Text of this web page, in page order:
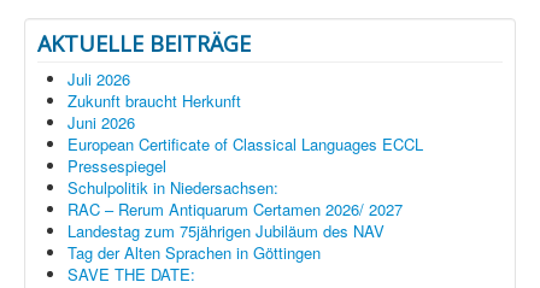
AKTUELLE BEITRÄGE
Juli 2026
Zukunft braucht Herkunft
Juni 2026
European Certificate of Classical Languages ECCL
Pressespiegel
Schulpolitik in Niedersachsen:
RAC – Rerum Antiquarum Certamen 2026/ 2027
Landestag zum 75jährigen Jubiläum des NAV
Tag der Alten Sprachen in Göttingen
SAVE THE DATE: